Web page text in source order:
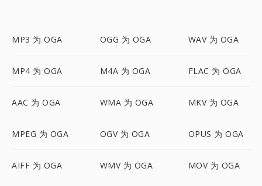
MP3 为 OGA OGG 为 OGA WAV 为 OGA
MP4 为 OGA M4A 为 OGA FLAC 为 OGA
AAC 为 OGA WMA 为 OGA MKV 为 OGA
MPEG 为 OGA OGV 为 OGA OPUS 为 OGA
AIFF 为 OGA WMV 为 OGA MOV 为 OGA